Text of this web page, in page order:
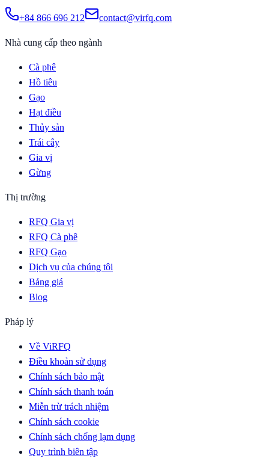
+84 866 696 212 contact@virfq.com
Nhà cung cấp theo ngành
Cà phê
Hồ tiêu
Gạo
Hạt điều
Thủy sản
Trái cây
Gia vị
Gừng
Thị trường
RFQ Gia vị
RFQ Cà phê
RFQ Gạo
Dịch vụ của chúng tôi
Bảng giá
Blog
Pháp lý
Về ViRFQ
Điều khoản sử dụng
Chính sách bảo mật
Chính sách thanh toán
Miễn trừ trách nhiệm
Chính sách cookie
Chính sách chống lạm dụng
Quy trình biên tập